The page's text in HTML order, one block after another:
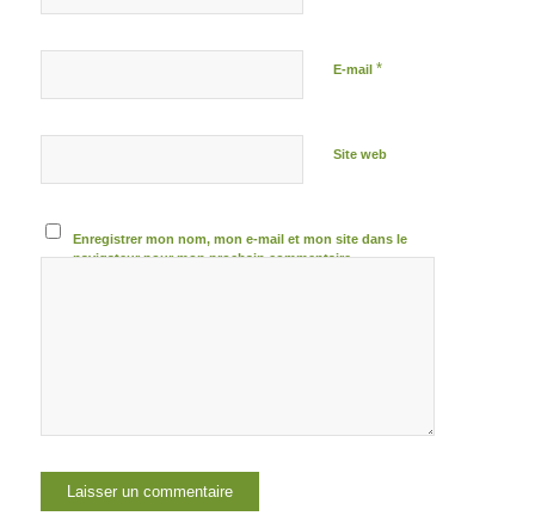
E-mail *
Site web
Enregistrer mon nom, mon e-mail et mon site dans le
navigateur pour mon prochain commentaire.